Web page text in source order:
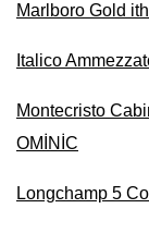
Marlboro Gold
Italico
Montecristo
OMİNİC
Longchamp 5